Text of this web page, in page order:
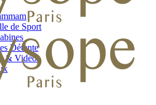
de Sport
Détente
& Vidéos